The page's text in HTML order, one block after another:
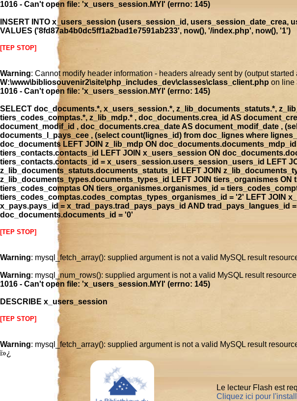
1016 - Can't open file: 'x_users_session.MYI' (errno: 145)
INSERT INTO x_users_session (users_session_id,
VALUES ('8fd87ab4b0dc5ff1a2bad1e7591ab233', now(), '/index.php', now(), '1')
[TEP STOP]
Warning: Cannot modify header information - headers already sent by (output
W:\www\bibliosouvenir2\site\php_includes_dev\classes\class_client.php on line
1016 - Can't open file: 'x_users_session.MYI' (errno: 145)
SELECT doc_documents.*, x_users_session.*, z_lib_documents_statuts.*,
tiers_codes_comptas.*, z_lib_mdp.* , doc_documents.crea_id AS
document_modif_id , doc_documents.crea_date AS document_modif_date ,
documents_l_pays_cee , (select count(lignes_id) from doc_lignes where
doc_documents LEFT JOIN z_lib_mdp ON
tiers_contacts.contacts_id LEFT JOIN x_users_session ON
tiers_contacts.contacts_id = x_users_session.users_session_users_id LEFT
z_lib_documents_statuts.documents_statuts_id LEFT JOIN
z_lib_documents_types.documents_types_id LEFT JOIN tiers_organismes
tiers_codes_comptas ON tiers_organismes.organismes_id =
tiers_codes_comptas.codes_comptas_types_organismes_id = '2' LEFT JOIN
x_pays.pays_id = x_trad_pays.trad_pays_pays_id AND
doc_documents.documents_id = '0'
[TEP STOP]
Warning: mysql_fetch_array(): supplied argument is not a valid MySQL result
Warning: mysql_num_rows(): supplied argument is not a valid MySQL result
1016 - Can't open file: 'x_users_session.MYI' (errno: 145)
DESCRIBE x_users_session
[TEP STOP]
Warning: mysql_fetch_array(): supplied argument is not a valid MySQL result
ï»¿
Le lecteur Flash est
Cliquez ici pour